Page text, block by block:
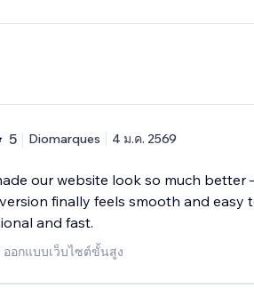
5 Diomarques 4 ม.ค. 2569
our website look so much
finally feels smooth and easy
and fast.
ออกแบบเว็บไซต์ขั้นสูง